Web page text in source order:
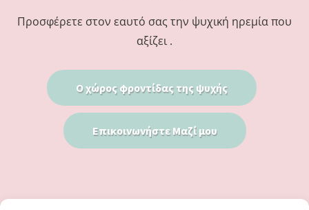
Προσφέρετε στον εαυτό σας την ψυχική ηρεμία που
αξίζει .
Ο χώρος φροντίδας της ψυχής
Επικοινωνήστε Μαζί μου